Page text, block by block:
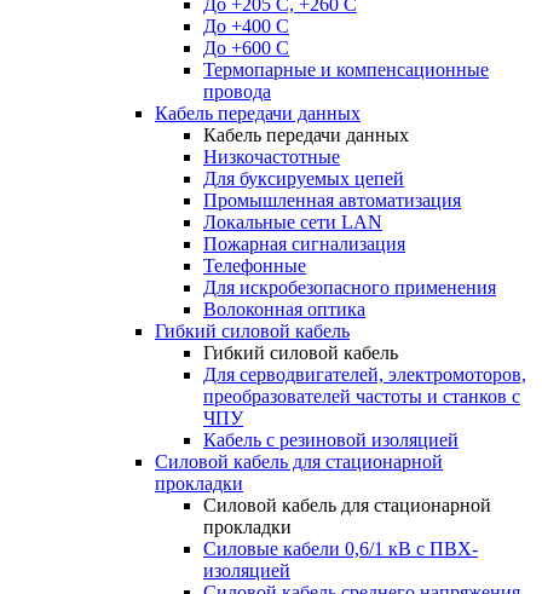
До +205 С, +260 С
До +400 C
До +600 С
Термопарные и компенсационные
провода
Кабель передачи данных
Кабель передачи данных
Низкочастотные
Для буксируемых цепей
Промышленная автоматизация
Локальные сети LAN
Пожарная сигнализация
Телефонные
Для искробезопасного применения
Волоконная оптика
Гибкий силовой кабель
Гибкий силовой кабель
Для серводвигателей, электромоторов,
преобразователей частоты и станков с
ЧПУ
Кабель с резиновой изоляцией
Силовой кабель для стационарной
прокладки
Силовой кабель для стационарной
прокладки
Силовые кабели 0,6/1 кВ с ПВХ-
изоляцией